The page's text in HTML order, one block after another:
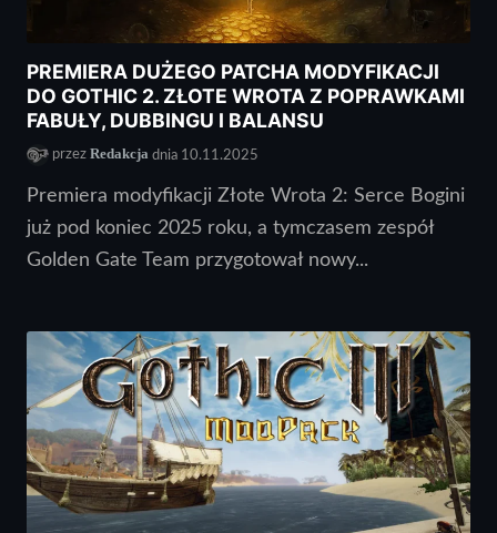
PREMIERA DUŻEGO PATCHA MODYFIKACJI
DO GOTHIC 2. ZŁOTE WROTA Z POPRAWKAMI
FABUŁY, DUBBINGU I BALANSU
przez Redakcja dnia 10.11.2025
Premiera modyfikacji Złote Wrota 2: Serce Bogini
już pod koniec 2025 roku, a tymczasem zespół
Golden Gate Team przygotował nowy...